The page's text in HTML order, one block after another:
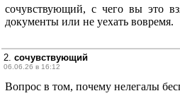
сочувствующий, с чего вы это
документы или не уехать вовремя.
2. сочувствующий
06.06.26 в 16:12
Вопрос в том, почему нелегалы